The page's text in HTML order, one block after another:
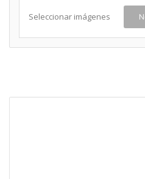
Seleccionar imágenes